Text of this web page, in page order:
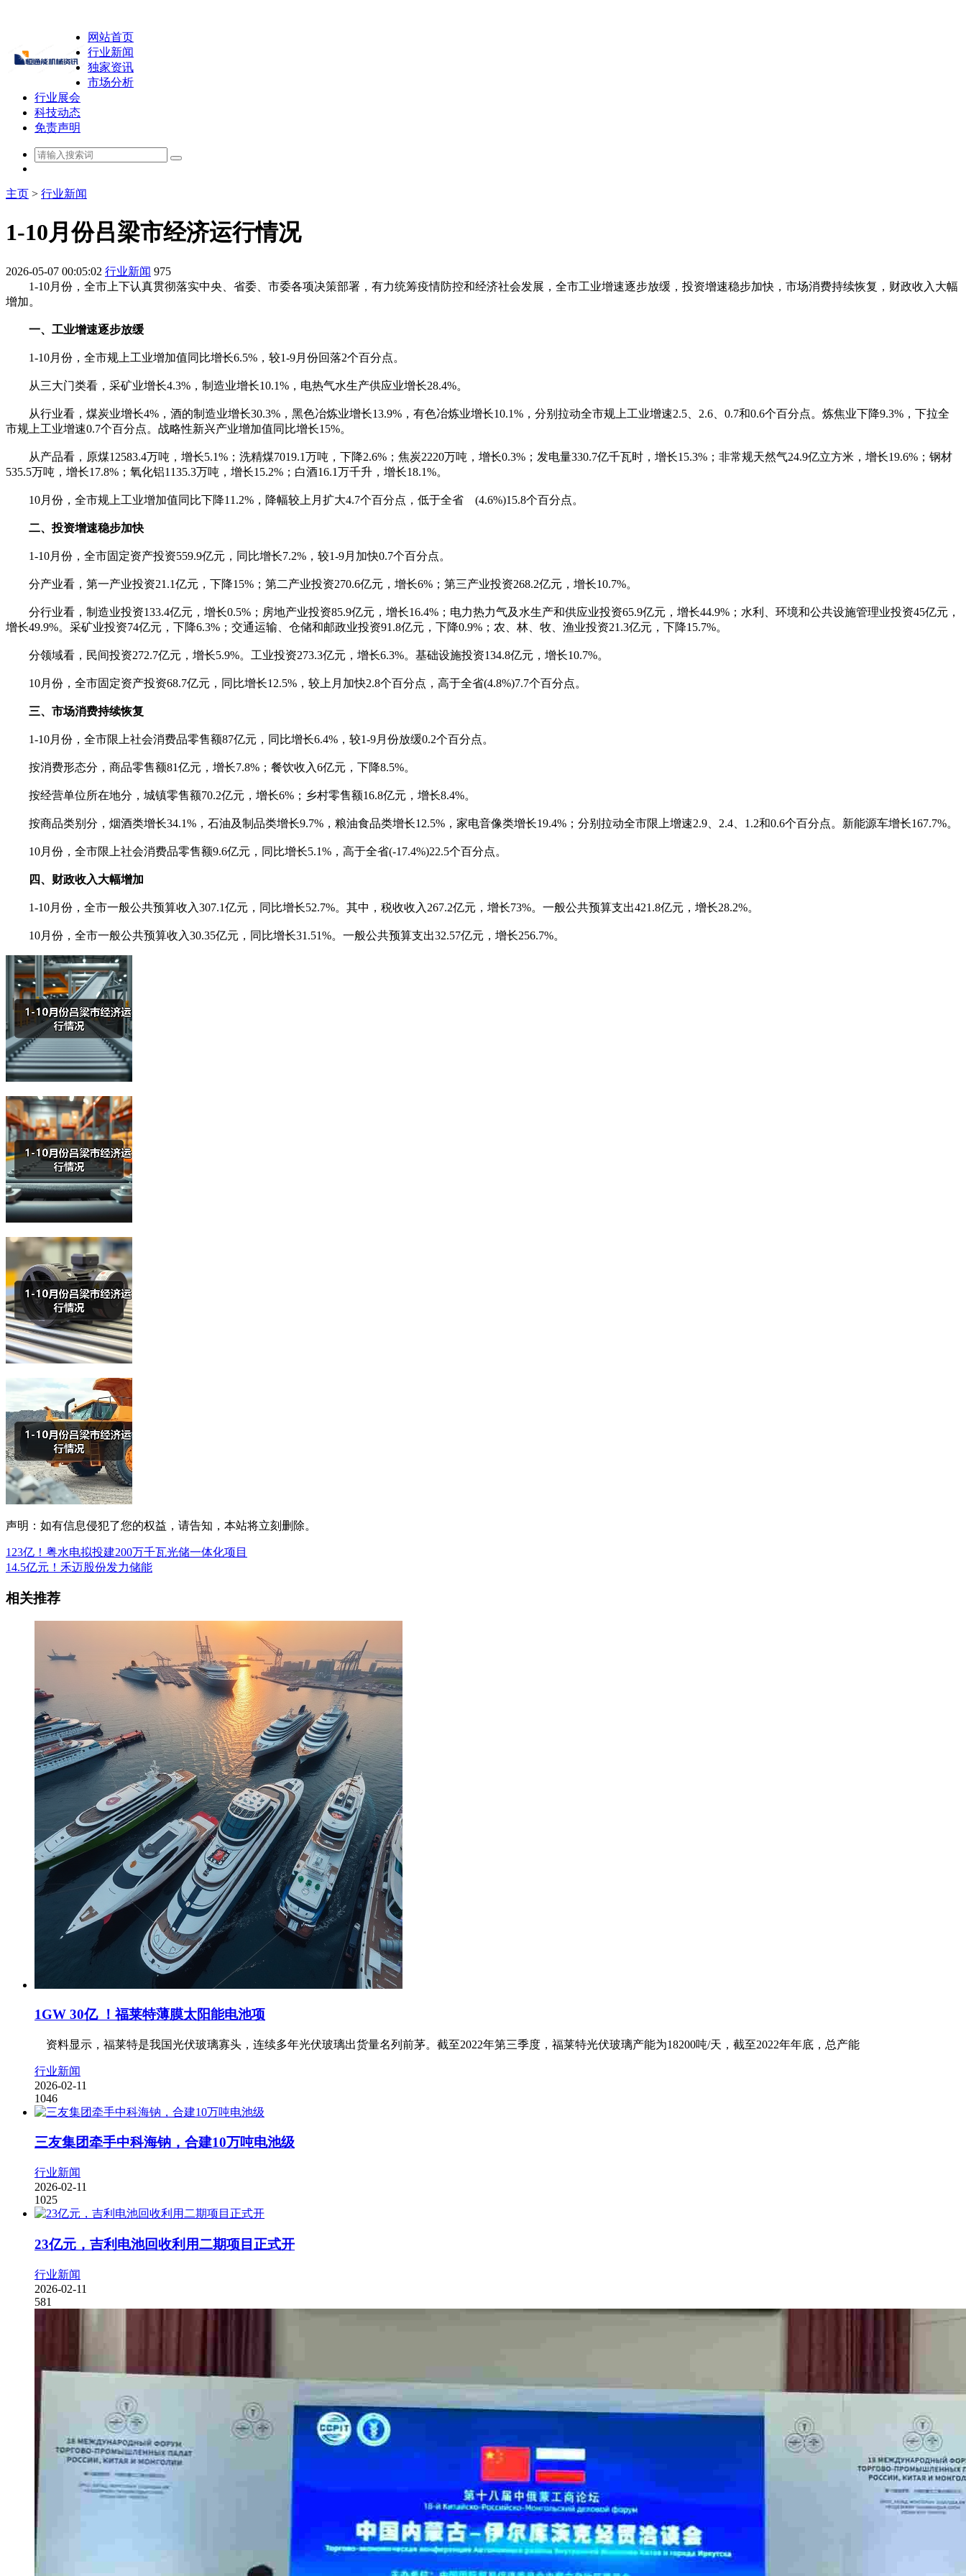
网站首页
行业新闻
独家资讯
市场分析
行业展会
科技动态
免责声明
主页 > 行业新闻
1-10月份吕梁市经济运行情况
2026-05-07 00:05:02 行业新闻 975
1-10月份，全市上下认真贯彻落实中央、省委、市委各项决策部署，有力统筹疫情防控和经济社会发展，全市工业增速逐步放缓，投资增速稳步加快，市场消费持续恢复，财政收入大幅
增加。
一、工业增速逐步放缓
1-10月份，全市规上工业增加值同比增长6.5%，较1-9月份回落2个百分点。
从三大门类看，采矿业增长4.3%，制造业增长10.1%，电热气水生产供应业增长28.4%。
从行业看，煤炭业增长4%，酒的制造业增长30.3%，黑色冶炼业增长13.9%，有色冶炼业增长10.1%，分别拉动全市规上工业增速2.5、2.6、0.7和0.6个百分点。炼焦业下降9.3%，下拉全
市规上工业增速0.7个百分点。战略性新兴产业增加值同比增长15%。
从产品看，原煤12583.4万吨，增长5.1%；洗精煤7019.1万吨，下降2.6%；焦炭2220万吨，增长0.3%；发电量330.7亿千瓦时，增长15.3%；非常规天然气24.9亿立方米，增长19.6%；钢材
535.5万吨，增长17.8%；氧化铝1135.3万吨，增长15.2%；白酒16.1万千升，增长18.1%。
10月份，全市规上工业增加值同比下降11.2%，降幅较上月扩大4.7个百分点，低于全省 (4.6%)15.8个百分点。
二、投资增速稳步加快
1-10月份，全市固定资产投资559.9亿元，同比增长7.2%，较1-9月加快0.7个百分点。
分产业看，第一产业投资21.1亿元，下降15%；第二产业投资270.6亿元，增长6%；第三产业投资268.2亿元，增长10.7%。
分行业看，制造业投资133.4亿元，增长0.5%；房地产业投资85.9亿元，增长16.4%；电力热力气及水生产和供应业投资65.9亿元，增长44.9%；水利、环境和公共设施管理业投资45亿元，
增长49.9%。采矿业投资74亿元，下降6.3%；交通运输、仓储和邮政业投资91.8亿元，下降0.9%；农、林、牧、渔业投资21.3亿元，下降15.7%。
分领域看，民间投资272.7亿元，增长5.9%。工业投资273.3亿元，增长6.3%。基础设施投资134.8亿元，增长10.7%。
10月份，全市固定资产投资68.7亿元，同比增长12.5%，较上月加快2.8个百分点，高于全省(4.8%)7.7个百分点。
三、市场消费持续恢复
1-10月份，全市限上社会消费品零售额87亿元，同比增长6.4%，较1-9月份放缓0.2个百分点。
按消费形态分，商品零售额81亿元，增长7.8%；餐饮收入6亿元，下降8.5%。
按经营单位所在地分，城镇零售额70.2亿元，增长6%；乡村零售额16.8亿元，增长8.4%。
按商品类别分，烟酒类增长34.1%，石油及制品类增长9.7%，粮油食品类增长12.5%，家电音像类增长19.4%；分别拉动全市限上增速2.9、2.4、1.2和0.6个百分点。新能源车增长167.7%。
10月份，全市限上社会消费品零售额9.6亿元，同比增长5.1%，高于全省(-17.4%)22.5个百分点。
四、财政收入大幅增加
1-10月份，全市一般公共预算收入307.1亿元，同比增长52.7%。其中，税收收入267.2亿元，增长73%。一般公共预算支出421.8亿元，增长28.2%。
10月份，全市一般公共预算收入30.35亿元，同比增长31.51%。一般公共预算支出32.57亿元，增长256.7%。
声明：如有信息侵犯了您的权益，请告知，本站将立刻删除。
123亿！粤水电拟投建200万千瓦光储一体化项目
14.5亿元！禾迈股份发力储能
相关推荐
1GW 30亿 ！福莱特薄膜太阳能电池项
资料显示，福莱特是我国光伏玻璃寡头，连续多年光伏玻璃出货量名列前茅。截至2022年第三季度，福莱特光伏玻璃产能为18200吨/天，截至2022年年底，总产能
行业新闻
2026-02-11
1046
三友集团牵手中科海钠，合建10万吨电池级
行业新闻
2026-02-11
1025
23亿元，吉利电池回收利用二期项目正式开
行业新闻
2026-02-11
581